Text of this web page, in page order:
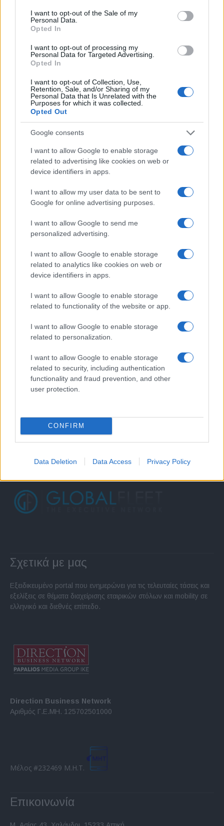
consent section.
I want to opt-out of the Sale of my
Personal Data.
Opted In
I want to opt-out of processing my
Personal Data for Targeted Advertising.
Opted In
I want to opt-out of Collection, Use,
Retention, Sale, and/or Sharing of my
Personal Data that Is Unrelated with the
Purposes for which it was collected.
Opted Out
Google consents
I want to allow Google to enable storage
related to advertising like cookies on web or
device identifiers in apps.
I want to allow my user data to be sent to
Google for online advertising purposes.
I want to allow Google to send me
personalized advertising.
I want to allow Google to enable storage
related to analytics like cookies on web or
device identifiers in apps.
I want to allow Google to enable storage
related to functionality of the website or app.
I want to allow Google to enable storage
related to personalization.
I want to allow Google to enable storage
related to security, including authentication
functionality and fraud prevention, and other
user protection.
CONFIRM
Data Deletion Data Access Privacy Policy
+64% με οδηγό τα PHEV
Όχι σε επενδύσεις σε χώρες της ΕΕ λέει
η Κίνα
13/11/2024
Σχετικά με μας
Εξειδικευμένο portal που ενημερώνει για τις τελευταίες τάσεις και
εξελίξεις σε θέματα διαχείρισης εταιρικών στόλων και mobility σε
ελληνικό και διεθνές επίπεδο.
Direction Business Network
Αριθμός Γ.Ε.ΜΗ. 125702501000
Μέλος #232469 Μ.Η.Τ.
Επικοινωνία